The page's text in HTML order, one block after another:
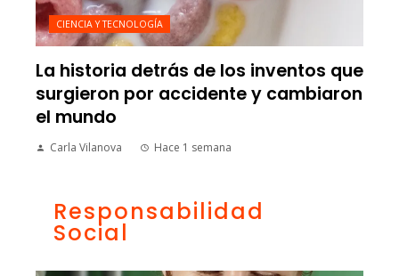
CIENCIA Y TECNOLOGÍA
La historia detrás de los inventos que
surgieron por accidente y cambiaron
el mundo
Carla Vilanova Hace 1 semana
Responsabilidad
Social